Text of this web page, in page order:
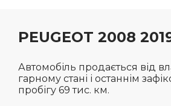
PEUGEOT 2008
Автомобіль продається від
гарному стані і останнім
пробігу 69 тис. км.